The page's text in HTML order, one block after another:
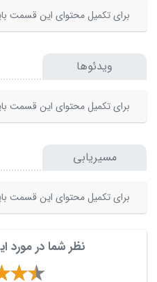
برای تکمیل محتوای این قسمت
ویدئوها
برای تکمیل محتوای این قسمت
مسیریابی
برای تکمیل محتوای این قسمت
نظر شما در